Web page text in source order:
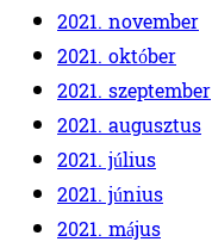
2021. november
2021. október
2021. szeptember
2021. augusztus
2021. július
2021. június
2021. május